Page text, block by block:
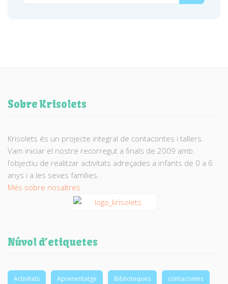
Sobre Krisolets
Krisolets és un projecte integral de contacontes i tallers.
Vam iniciar el nostre recorregut a finals de 2009 amb
l’objectiu de realitzar activitats adreçades a infants de 0 a 6
anys i a les seves famílies.
Més sobre nosaltres
Núvol d’etiquetes
Activitats Aprenentatge Biblioteques contacontes